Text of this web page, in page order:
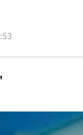
15% 관세, 120일
0.06%↓
·서범수 징계 절차
무역총액
유병호 구속기소
명 발생 1850명 사망